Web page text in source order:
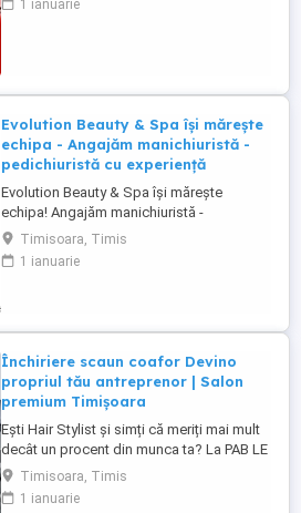
de munca. Program 6 ore pe zi sau o zi cu
1 ianuarie
Evolution Beauty & Spa își mărește
echipa - Angajăm manichiuristă -
pedichiuristă cu experiență
Evolution Beauty & Spa își mărește
echipa! Angajăm manichiuristă -
pedichiuristă cu experiență Căutăm o
persoană serioasă, atentă la detalii, cu
experiență în manichiură pedichiură
de clienți formată - program stabil ...
Timisoara, Timis
1 ianuarie
Închiriere scaun coafor Devino
propriul tău antreprenor | Salon
premium Timișoara
Ești Hair Stylist și simți că meriți mai mult
decât un procent din munca ta? La PAB LE
Studio îți oferim mai mult decât un scaun
de închiriat. Îți oferim oportunitatea de a-ți
construi propriul brand, de a-ți dezvolta
Timisoara, Timis
1 ianuarie